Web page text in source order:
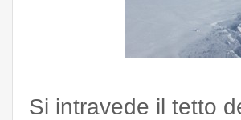
Si intravede il tetto